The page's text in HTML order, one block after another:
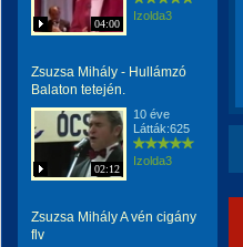
04:00
Izolda3
Zsuzsa Mihály - Hullámzó
Balaton tetején.
02:12
10 éve
Látták:625
Izolda3
Zsuzsa Mihály A vén cigány
flv